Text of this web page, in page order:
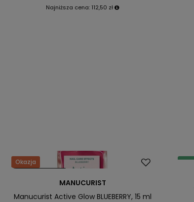
Najniższa cena: 112,50 zł
Okazja
MANUCURIST
Manucurist Active Glow BLUEBERRY, 15 ml